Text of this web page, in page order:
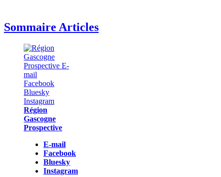
Sommaire Articles
Région
Gascogne
Prospective
E-mail
Facebook
Bluesky
Instagram